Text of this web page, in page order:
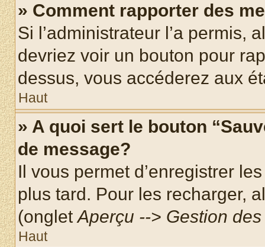
» Comment rapporter des
Si l’administrateur l’a permis,
devriez voir un bouton pour
dessus, vous accéderez aux
Haut
» A quoi sert le bouton
de message?
Il vous permet d’enregistrer
plus tard. Pour les recharger,
(ongletAperçu --> Gestion
Haut